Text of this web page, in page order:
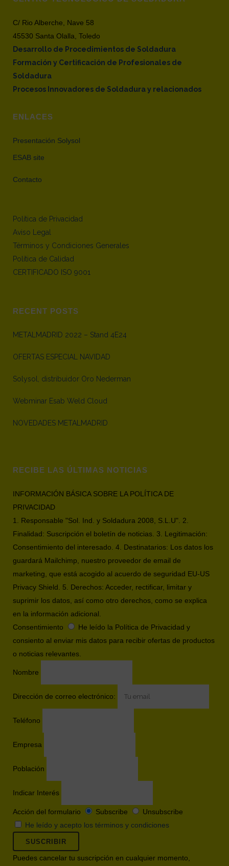
C/ Rio Alberche, Nave 58
45530 Santa Olalla, Toledo
Desarrollo de Procedimientos de Soldadura
Formación y Certificación de Profesionales de
Soldadura
Procesos Innovadores de Soldadura y relacionados
ENLACES
Presentación Solysol
ESAB site
Contacto
Política de Privacidad
Aviso Legal
Términos y Condiciones Generales
Política de Calidad
CERTIFICADO ISO 9001
RECENT POSTS
METALMADRID 2022 – Stand 4E24
OFERTAS ESPECIAL NAVIDAD
Solysol, distribuidor Oro Nederman
Webminar Esab Weld Cloud
NOVEDADES METALMADRID
RECIBE LAS ÚLTIMAS NOTICIAS
INFORMACIÓN BÁSICA SOBRE LA POLÍTICA DE
PRIVACIDAD
1. Responsable "Sol. Ind. y Soldadura 2008, S.L.U". 2.
Finalidad: Suscripción el boletín de noticias. 3. Legitimación:
Consentimiento del interesado. 4. Destinatarios: Los datos los
guardará Mailchimp, nuestro proveedor de email de
marketing, que está acogido al acuerdo de seguridad EU-US
Privacy Shield. 5. Derechos: Acceder, rectificar, limitar y
suprimir los datos, así como otro derechos, como se explica
en la información adicional.
Consentimiento
He leído la Política de Privacidad y
consiento al enviar mis datos para recibir ofertas de productos
o noticias relevantes.
Nombre
Dirección de correo electrónico:
Teléfono
Empresa
Población
Indicar Interés
Acción del formulario Subscribe
Unsubscribe
He leído y acepto los términos y condiciones
Puedes cancelar tu suscripción en cualquier momento,